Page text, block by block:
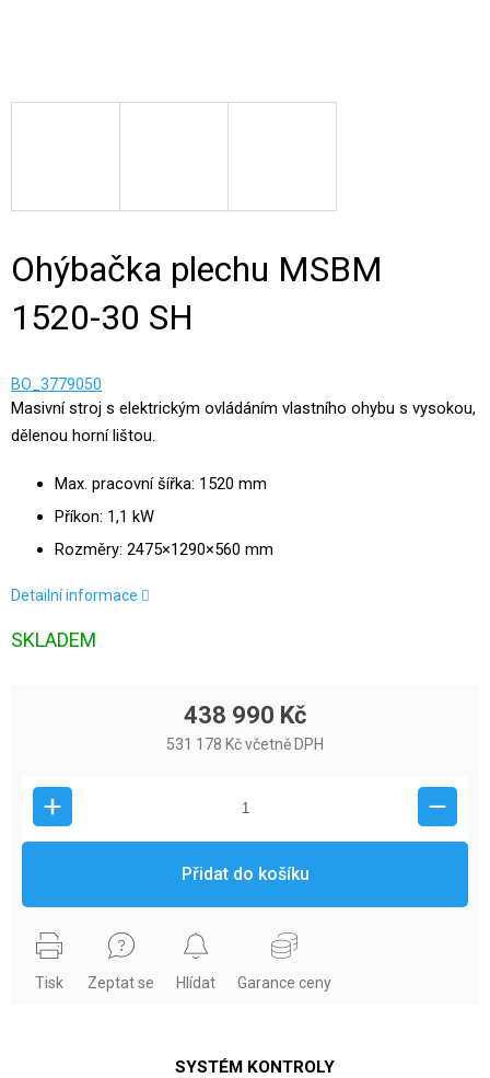
Ohýbačka plechu MSBM
1520-30 SH
BO_3779050
Masivní stroj s elektrickým ovládáním vlastního ohybu s vysokou,
dělenou horní lištou.
Max. pracovní šířka: 1520 mm
Příkon: 1,1 kW
Rozměry: 2475×1290×560 mm
Detailní informace
SKLADEM
438 990 Kč
531 178 Kč včetně DPH
Přidat do košíku
Tisk Zeptat se Hlídat Garance ceny
SYSTÉM KONTROLY